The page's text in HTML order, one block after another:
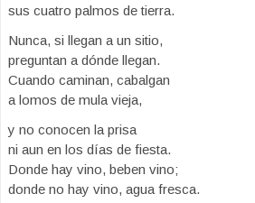
sus cuatro palmos de tierra.
Nunca, si llegan a un sitio,
preguntan a dónde llegan.
Cuando caminan, cabalgan
a lomos de mula vieja,
y no conocen la prisa
ni aun en los días de fiesta.
Donde hay vino, beben vino;
donde no hay vino, agua fresca.